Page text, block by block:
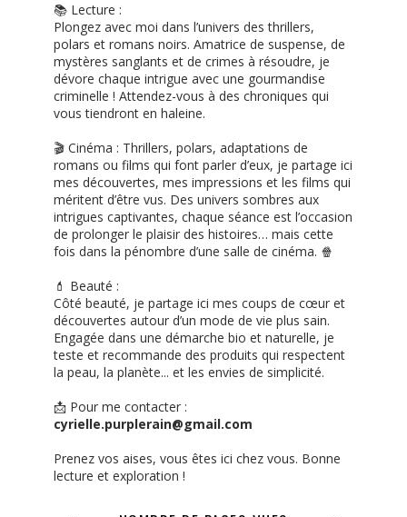
📚 Lecture :
Plongez avec moi dans l’univers des thrillers,
polars et romans noirs. Amatrice de suspense, de
mystères sanglants et de crimes à résoudre, je
dévore chaque intrigue avec une gourmandise
criminelle ! Attendez-vous à des chroniques qui
vous tiendront en haleine.
🎬 Cinéma : Thrillers, polars, adaptations de
romans ou films qui font parler d’eux, je partage ici
mes découvertes, mes impressions et les films qui
méritent d’être vus. Des univers sombres aux
intrigues captivantes, chaque séance est l’occasion
de prolonger le plaisir des histoires… mais cette
fois dans la pénombre d’une salle de cinéma. 🍿
💄 Beauté :
Côté beauté, je partage ici mes coups de cœur et
découvertes autour d’un mode de vie plus sain.
Engagée dans une démarche bio et naturelle, je
teste et recommande des produits qui respectent
la peau, la planète... et les envies de simplicité.
📩 Pour me contacter :
cyrielle.purplerain@gmail.com
Prenez vos aises, vous êtes ici chez vous. Bonne
lecture et exploration !